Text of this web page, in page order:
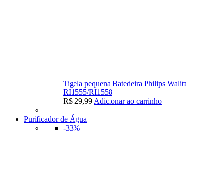
Tigela pequena Batedeira Philips Walita
RI1555/RI1558
R$ 29,99 Adicionar ao carrinho
Purificador de Água
-33%